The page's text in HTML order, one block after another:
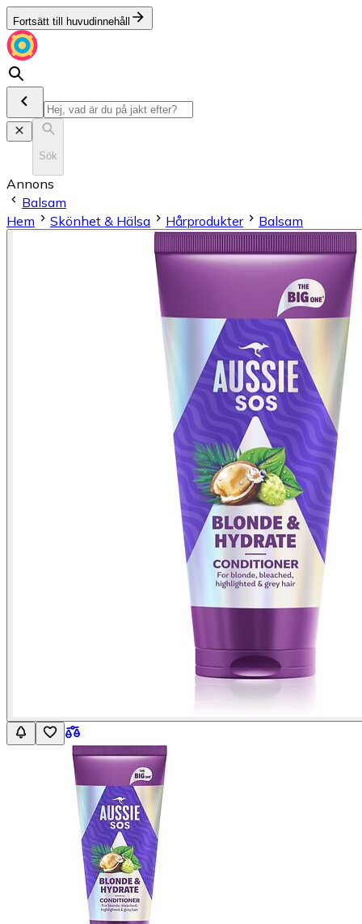
Fortsätt till huvudinnehåll
Sök
Annons
Balsam
Hem
Skönhet & Hälsa Hårprodukter Balsam